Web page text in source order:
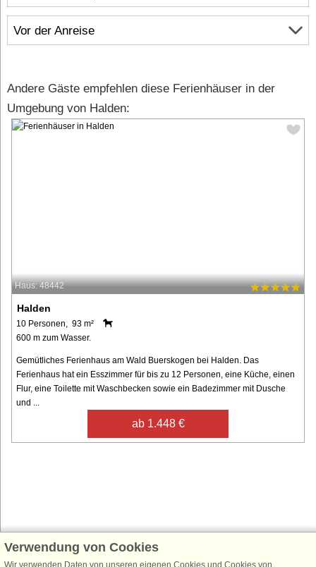
Vor der Anreise
Andere Gäste empfehlen diese Ferienhäuser in der
Umgebung von Halden:
Haus: 48442
Halden
10 Personen, 93 m²
600 m zum Wasser.
Gemütliches Ferienhaus am Wald Buerskogen bei Halden. Das
Ferienhaus hat ein Esszimmer für bis zu 12 Personen, eine Küche, einen
Flur, eine Toilette mit Waschbecken sowie ein Badezimmer mit Dusche
und ...
ab 1.448 €
Schließen Sie sich 100.000 Ferienhaus-Fans an
Verwendung von Cookies
Wir verwenden Daten von unseren eigenen Cookies und Cookies von